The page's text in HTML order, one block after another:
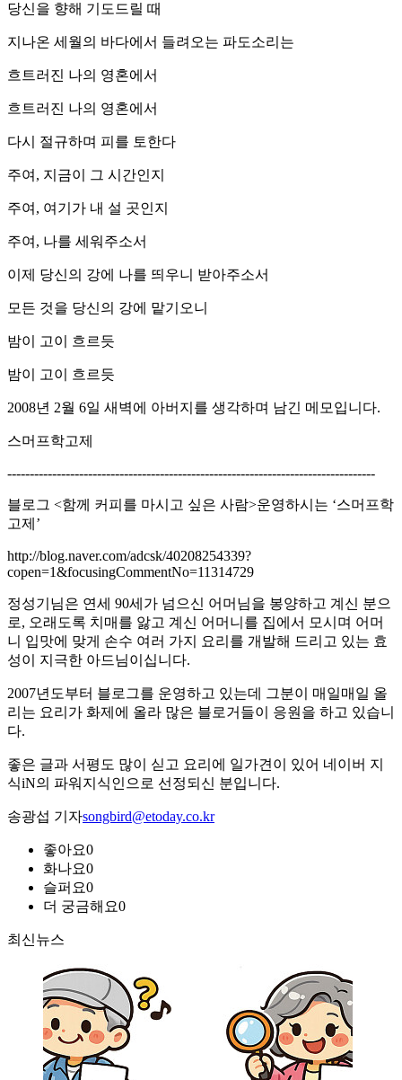
당신을 향해 기도드릴 때
지나온 세월의 바다에서 들려오는 파도소리는
흐트러진 나의 영혼에서
흐트러진 나의 영혼에서
다시 절규하며 피를 토한다
주여, 지금이 그 시간인지
주여, 여기가 내 설 곳인지
주여, 나를 세워주소서
이제 당신의 강에 나를 띄우니 받아주소서
모든 것을 당신의 강에 맡기오니
밤이 고이 흐르듯
밤이 고이 흐르듯
2008년 2월 6일 새벽에 아버지를 생각하며 남긴 메모입니다.
스머프학고제
----------------------------------------------------------------------------------
블로그 <함께 커피를 마시고 싶은 사람>운영하시는 ‘스머프학
고제’
http://blog.naver.com/adcsk/40208254339?
copen=1&focusingCommentNo=11314729
정성기님은 연세 90세가 넘으신 어머님을 봉양하고 계신 분으
로, 오래도록 치매를 앓고 계신 어머니를 집에서 모시며 어머
니 입맛에 맞게 손수 여러 가지 요리를 개발해 드리고 있는 효
성이 지극한 아드님이십니다.
2007년도부터 블로그를 운영하고 있는데 그분이 매일매일 올
리는 요리가 화제에 올라 많은 블로거들이 응원을 하고 있습니
다.
좋은 글과 서평도 많이 싣고 요리에 일가견이 있어 네이버 지
식iN의 파워지식인으로 선정되신 분입니다.
송광섭 기자songbird@etoday.co.kr
좋아요0
화나요0
슬퍼요0
더 궁금해요0
최신뉴스